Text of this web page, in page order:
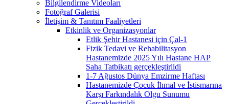
Bilgilendirme Videoları
Fotoğraf Galerisi
İletişim & Tanıtım Faaliyetleri
Etkinlik ve Organizasyonlar
Etlik Şehir Hastanesi için Çal-1
Fizik Tedavi ve Rehabilitasyon
Hastanemizde 2025 Yılı Hastane HAP
Saha Tatbikatı gerçekleştirildi
1-7 Ağustos Dünya Emzirme Haftası
Hastanemizde Çocuk İhmal ve İstismarına
Karşı Farkındalık Olgu Sunumu